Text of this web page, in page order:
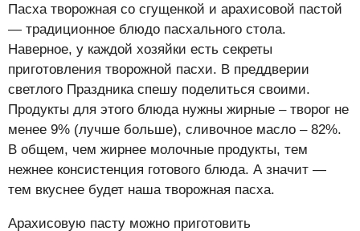
Пасха творожная со сгущенкой и арахисовой пастой
— традиционное блюдо пасхального стола.
Наверное, у каждой хозяйки есть секреты
приготовления творожной пасхи. В преддверии
светлого Праздника спешу поделиться своими.
Продукты для этого блюда нужны жирные – творог не
менее 9% (лучше больше), сливочное масло – 82%.
В общем, чем жирнее молочные продукты, тем
нежнее консистенция готового блюда. А значит —
тем вкуснее будет наша творожная пасха.
Арахисовую пасту можно приготовить